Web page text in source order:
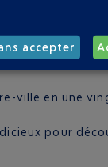
le centre-
de la
Un départ
ville en une
pour
accepter